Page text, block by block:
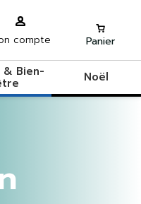
compte Panier
Bien- Noël